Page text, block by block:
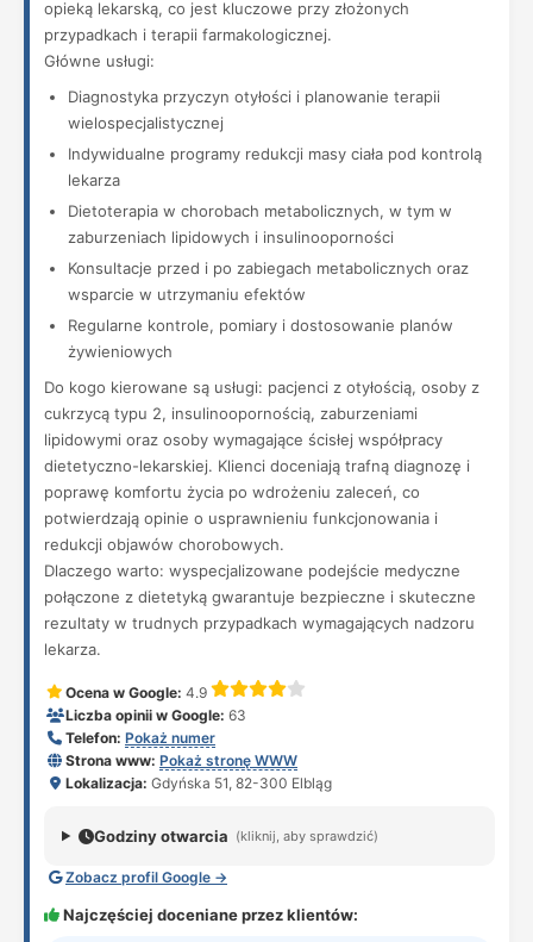
opieką lekarską, co jest kluczowe przy złożonych
przypadkach i terapii farmakologicznej.
Główne usługi:
Diagnostyka przyczyn otyłości i planowanie terapii
wielospecjalistycznej
Indywidualne programy redukcji masy ciała pod kontrolą
lekarza
Dietoterapia w chorobach metabolicznych, w tym w
zaburzeniach lipidowych i insulinooporności
Konsultacje przed i po zabiegach metabolicznych oraz
wsparcie w utrzymaniu efektów
Regularne kontrole, pomiary i dostosowanie planów
żywieniowych
Do kogo kierowane są usługi: pacjenci z otyłością, osoby z
cukrzycą typu 2, insulinoopornością, zaburzeniami
lipidowymi oraz osoby wymagające ścisłej współpracy
dietetyczno-lekarskiej. Klienci doceniają trafną diagnozę i
poprawę komfortu życia po wdrożeniu zaleceń, co
potwierdzają opinie o usprawnieniu funkcjonowania i
redukcji objawów chorobowych.
Dlaczego warto: wyspecjalizowane podejście medyczne
połączone z dietetyką gwarantuje bezpieczne i skuteczne
rezultaty w trudnych przypadkach wymagających nadzoru
lekarza.
Ocena w Google: 4.9
Liczba opinii w Google: 63
Telefon: Pokaż numer
Strona www: Pokaż stronę WWW
Lokalizacja: Gdyńska 51, 82-300 Elbląg
Godziny otwarcia (kliknij, aby sprawdzić)
Zobacz profil Google →
Najczęściej doceniane przez klientów: